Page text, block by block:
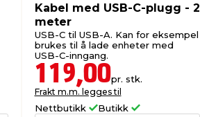
Kabel med USB-C-plugg - 2
meter
USB-C til USB-A. Kan for eksempel
brukes til å lade enheter med
USB-C-inngang.
119,00pr. stk.
Frakt m.m. legges til
Nettbutikk Butikk